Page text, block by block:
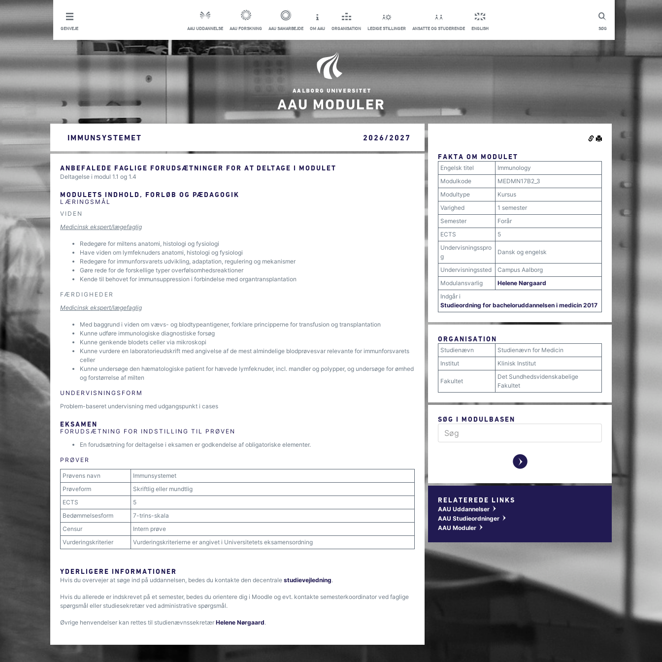
SØG
GENVEJE AAU UDDANNELSE AAU FORSKNING AAU SAMARBEJDE OM AAU ORGANISATION LEDIGE STILLINGER ANSATTE OG STUDERENDE ENGLISH
AAU MODULER
IMMUNSYSTEMET 2026/2027
ANBEFALEDE FAGLIGE FORUDSÆTNINGER FOR AT DELTAGE I MODULET
Deltagelse i modul 1.1 og 1.4
MODULETS INDHOLD, FORLØB OG PÆDAGOGIK
LÆRINGSMÅL
VIDEN
Medicinsk ekspert/lægefaglig
Redegøre for miltens anatomi, histologi og fysiologi
Have viden om lymfeknuders anatomi, histologi og fysiologi
Redegøre for immunforsvarets udvikling, adaptation, regulering og mekanismer
Gøre rede for de forskellige typer overfølsomhedsreaktioner
Kende til behovet for immunsuppression i forbindelse med organtransplantation
FÆRDIGHEDER
Medicinsk ekspert/lægefaglig
Med baggrund i viden om vævs- og blodtypeantigener, forklare principperne for transfusion og transplantation
Kunne udføre immunologiske diagnostiske forsøg
Kunne genkende blodets celler via mikroskopi
Kunne vurdere en laboratorieudskrift med angivelse af de mest almindelige blodprøvesvar relevante for immunforsvarets
celler
Kunne undersøge den hæmatologiske patient for hævede lymfeknuder, incl. mandler og polypper, og undersøge for ømhed
og forstørrelse af milten
UNDERVISNINGSFORM
Problem-baseret undervisning med udgangspunkt i cases
EKSAMEN
FORUDSÆTNING FOR INDSTILLING TIL PRØVEN
En forudsætning for deltagelse i eksamen er godkendelse af obligatoriske elementer.
PRØVER
Prøvens navn
Immunsystemet
Prøveform
Skriftlig eller mundtlig
ECTS
5
Bedømmelsesform
7-trins-skala
Censur
Intern prøve
Vurderingskriterier
Vurderingskriterierne er angivet i Universitetets eksamensordning
YDERLIGERE INFORMATIONER
Hvis du overvejer at søge ind på uddannelsen, bedes du kontakte den decentrale studievejledning.
Hvis du allerede er indskrevet på et semester, bedes du orientere dig i Moodle og evt. kontakte semesterkoordinator ved faglige
spørgsmål eller studiesekretær ved administrative spørgsmål.
Øvrige henvendelser kan rettes til studienævnssekretær Helene Nørgaard.
FAKTA OM MODULET
Engelsk titel
Immunology
Modulkode
MEDMN17B2_3
Modultype
Kursus
Varighed
1 semester
Semester
Forår
ECTS
5
Undervisningsspro
g
Dansk og engelsk
Undervisningssted
Campus Aalborg
Modulansvarlig
Helene Nørgaard
Indgår i
Studieordning for bacheloruddannelsen i medicin 2017
ORGANISATION
Studienævn
Studienævn for Medicin
Institut
Klinisk Institut
Fakultet
Det Sundhedsvidenskabelige
Fakultet
SØG I MODULBASEN
y
RELATEREDE LINKS
AAU Uddannelser w
AAU Studieordninger w
AAU Moduler w